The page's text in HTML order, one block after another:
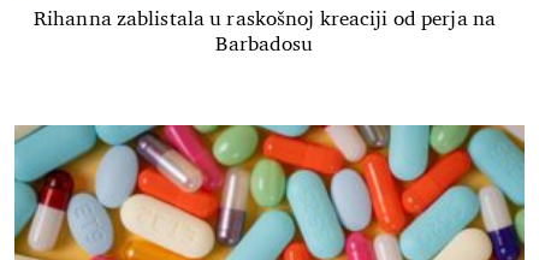
Rihanna zablistala u raskošnoj kreaciji od perja na
Barbadosu